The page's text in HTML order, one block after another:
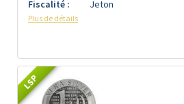
Fiscalité :
Jeton
Plus de détails
LSP